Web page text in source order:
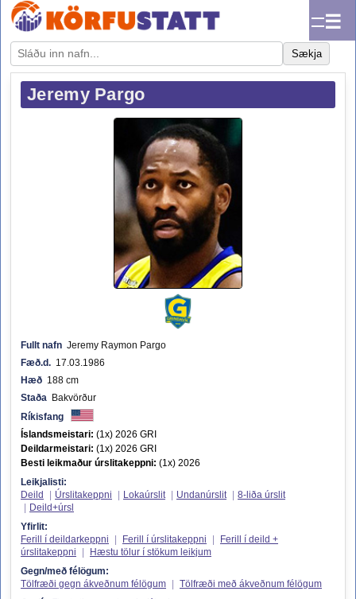
☰
Sækja
Jeremy Pargo
Fullt nafn Jeremy Raymon Pargo
Fæð.d. 17.03.1986
Hæð 188 cm
Staða Bakvörður
Ríkisfang
Íslandsmeistari: (1x) 2026 GRI
Deildarmeistari: (1x) 2026 GRI
Besti leikmaður úrslitakeppni: (1x) 2026
Leikjalisti:
Deild
Úrslitakeppni Lokaúrslit Undanúrslit
8-liða úrslit
Deild+úrsl
Yfirlit:
Ferill í deildarkeppni
Ferill í úrslitakeppni
Ferill í deild +
úrslitakeppni
Hæstu tölur í stökum leikjum
Gegn/með félögum:
Tölfræði gegn ákveðnum félögum
Tölfræði með ákveðnum félögum